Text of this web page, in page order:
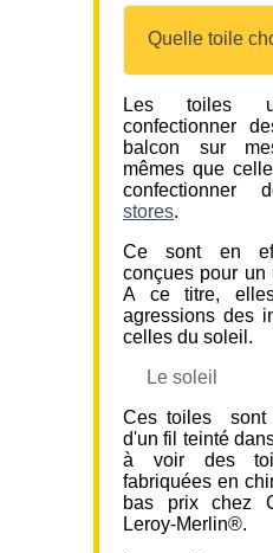
Quelle toile
Les toiles
confectionner
balcon sur
mêmes que
stores.
Ce sont en
conçues pour un
A ce titre,
agressions des
celles du soleil.
Le soleil
Ces toiles sont
d'un fil teinté
à voir des
fabriquées en
bas prix chez
Leroy-Merlin®.